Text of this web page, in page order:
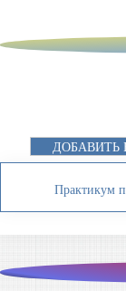
ДОБАВИТЬ
Практикум